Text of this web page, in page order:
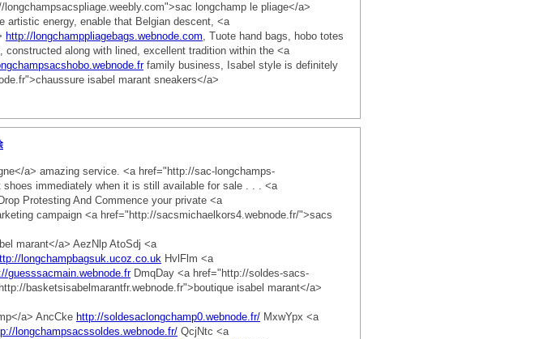
longchamp le pliage</a>
artistic energy, enable that Belgian descent, <a
http://longchamppliagebags.webnode.com, Tuote hand bags, hobo totes
along with lined, excellent tradition within the <a
family business, Isabel style is definitely
isabel marant sneakers</a>
a> amazing service. <a href="http://sac-longchamps-
immediately when it is still available for sale . . . <a
Protesting And Commence your private <a
campaign <a href="http://sacsmichaelkors4.webnode.fr/">sacs
marant</a> AezNlp AtoSdj <a
longchampbagsuk.ucoz.co.uk HvlFlm <a
guesssacmain.webnode.frDmqDay <a href="http://soldes-sacs-
basketsisabelmarantfr.webnode.fr">boutique isabel marant</a>
a> AncCke http://soldesaclongchamp0.webnode.fr/ MxwYpx <a
longchampsacssoldes.webnode.fr/ QcjNtc <a